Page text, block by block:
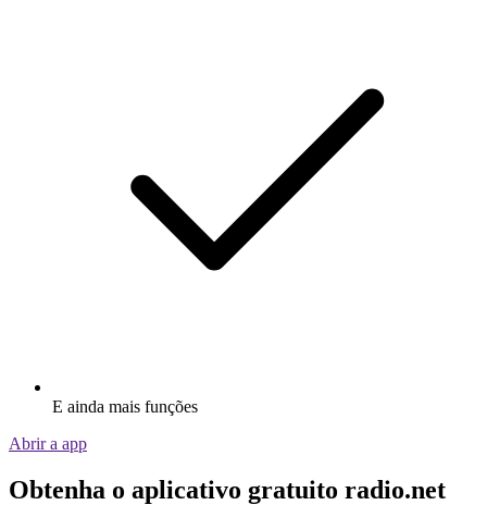
E ainda mais funções
Abrir a app
Obtenha o aplicativo gratuito radio.net